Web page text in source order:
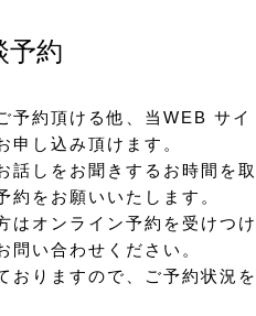
予約
予約頂ける他、当WEB サイ
申し込み頂けます。
話しをお聞きするお時間を
約をお願いいたします。
はオンライン予約を受けつ
問い合わせください。
おりますので、ご予約状況